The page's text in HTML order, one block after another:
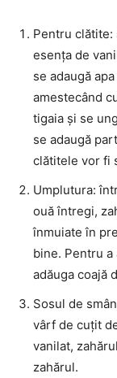
Pentru clătite:
esența de
se adaugă
amestecând
tigaia și se
se adaugă
clătitele vor fi
Umplutura:
ouă întregi,
înmuiate în
bine. Pentru
adăuga coajă
Sosul de
vârf de cuțit
vanilat,
zahărul.